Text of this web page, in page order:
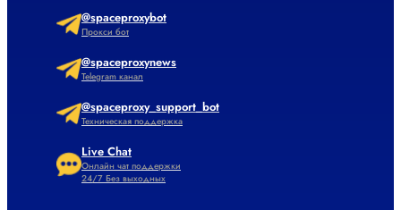
@spaceproxybot
Прокси бот
@spaceproxynews
Telegram канал
@spaceproxy_support_bot
Техническая поддержка
Live Chat
Онлайн чат поддержки
24/7 Без выходных